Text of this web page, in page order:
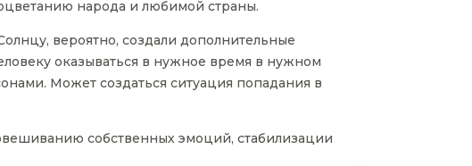
народа и любимой страны.
вероятно, создали дополнительные
оказываться в нужное время в нужном
Может создаться ситуация попадания в
собственных эмоций, стабилизации